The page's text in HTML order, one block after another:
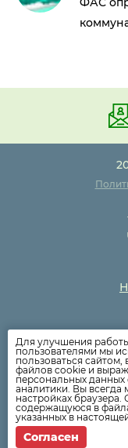
Для улучшения
пользователями мы
пользоваться
файлов cookie и
персональных данных
аналитики. Вы всегда
настройках
содержащуюся в
указанных в
Согласен